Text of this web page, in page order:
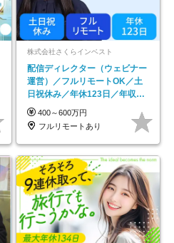
株式会社さくらインベスト
配信ディレクター（ウェビナー
運営）／フルリモートOK／土
日祝休み／年休123日／年収
600万円可
400～600万円
フルリモートあり